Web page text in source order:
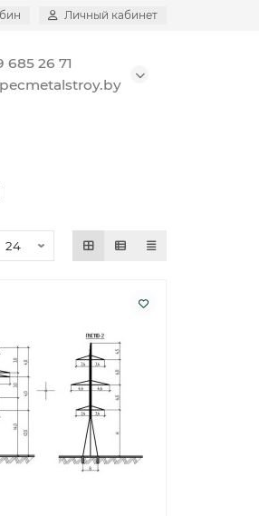
Личный кабинет
685 26 71